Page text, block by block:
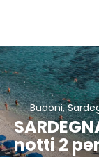
Budoni,
notti 2